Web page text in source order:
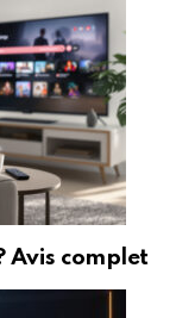
Avis complet